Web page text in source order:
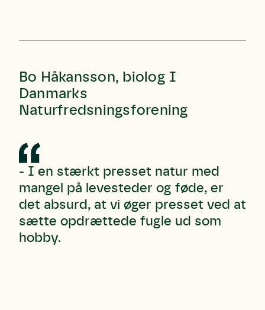
Bo Håkansson, biolog I
Danmarks
Naturfredsningsforening
- I en stærkt presset natur med
mangel på levesteder og føde, er
det absurd, at vi øger presset ved at
sætte opdrættede fugle ud som
hobby.